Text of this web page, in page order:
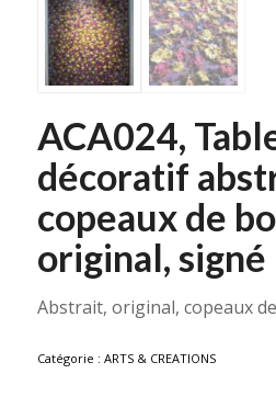
ACA024,
décoratif
copeaux de
original, signé
Abstrait, original, copeaux
Catégorie : ARTS & CREATIONS